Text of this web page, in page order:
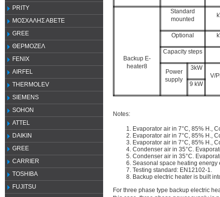
PRITY
ΜΟΣΧΑΛΗΣ ΑΒΕΤΕ
GREE
ΘΕΡΜΟΖΕΛ
FENIX
AIRFEL
THERMOLEV
SIEMENS
SOHON
ATTEL
DAIKIN
GREE
CARRIER
TOSHIBA
FUJITSU
Backup E-
heater8
Standard
mounted
Optional
Capacity steps
Power
supply
3kW
V/
9 kW
Notes:
Evaporator air in 7°C, 85% H.,
Evaporator air in 7°C, 85% H.,
Evaporator air in 7°C, 85% H.,
Condenser air in 35°C.
Condenser air in 35°C.
Seasonal space heating energy
Testing standard: EN12102-1.
Backup electric heater is built
For three phase type backup electric